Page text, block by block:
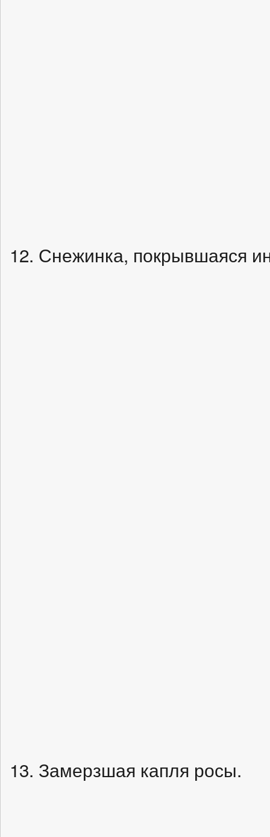
12. Снежинка, покрывшаяся
13. Замерзшая капля росы.